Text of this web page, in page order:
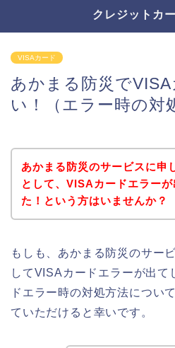
クレジットカ
VISAカード
あかまる防災で
い！（エラー時の対
あかまる防災のサービスに申
として、VISAカードエラーが
た！という方はいませんか？
もしも、あかまる防災のサー
してVISAカードエラーが出て
ドエラー時の対処方法につい
ていただけると幸いです。